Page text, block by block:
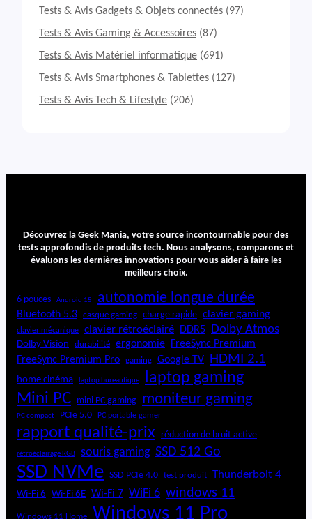
n
e
7
3
P
C
2
4
K
a
t
t
e
r
e
e
x
t
e
r
e
p
u
Tests & Avis Gadgets & Objets connectés (97)
Tests & Avis Gaming & Accessoires (87)
Tests & Avis Matériel informatique (691)
Tests & Avis Smartphones & Tablettes (127)
Tests & Avis Tech & Lifestyle (206)
Découvrez la Geek Mania, votre source incontournable pour des
tests approfondis de produits tech. Nous analysons, comparons et
évaluons les dernières innovations pour vous aider à faire les
meilleurs choix.
6 pouces Android 15 autonomie longue durée
Bluetooth 5.3 casque gaming charge rapide clavier gaming
clavier mécanique clavier rétroéclairé DDR5 Dolby Atmos
Dolby Vision durabilité ergonomie
FreeSync Premium
FreeSync Premium Pro
gaming Google TV HDMI 2.1
home cinéma laptop bureautique laptop gaming
Mini PC mini PC gaming moniteur gaming
PC compact PCIe 5.0 PC portable gamer
rapport qualité-prix réduction de bruit active
rétroéclairage RGB souris gaming SSD 512 Go
SSD NVMe SSD PCIe 4.0 test produit Thunderbolt 4
Wi-Fi 6 Wi-Fi 6E Wi-Fi 7 WiFi 6 windows 11
Windows 11 Home Windows 11 Pro